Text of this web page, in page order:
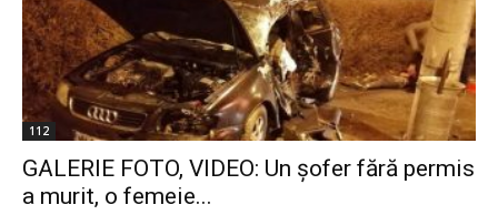
112
GALERIE FOTO, VIDEO: Un şofer fără permis
a murit, o femeie...